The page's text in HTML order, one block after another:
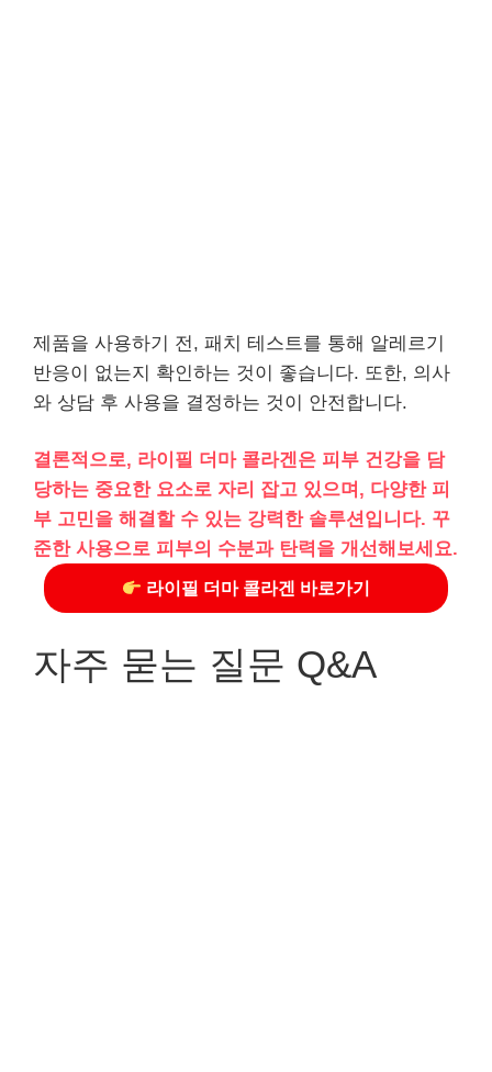
제품을 사용하기 전, 패치 테스트를 통해 알레르기
반응이 없는지 확인하는 것이 좋습니다. 또한, 의사
와 상담 후 사용을 결정하는 것이 안전합니다.
결론적으로, 라이필 더마 콜라겐은 피부 건강을 담
당하는 중요한 요소로 자리 잡고 있으며, 다양한 피
부 고민을 해결할 수 있는 강력한 솔루션입니다. 꾸
준한 사용으로 피부의 수분과 탄력을 개선해보세요.
라이필 더마 콜라겐 바로가기
자주 묻는 질문 Q&A